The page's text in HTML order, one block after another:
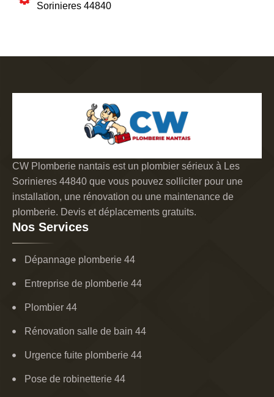
Sorinieres 44840
CW Plomberie nantais est un plombier sérieux à Les
Sorinieres 44840 que vous pouvez solliciter pour une
installation, une rénovation ou une maintenance de
plomberie. Devis et déplacements gratuits.
Nos Services
Dépannage plomberie 44
Entreprise de plomberie 44
Plombier 44
Rénovation salle de bain 44
Urgence fuite plomberie 44
Pose de robinetterie 44